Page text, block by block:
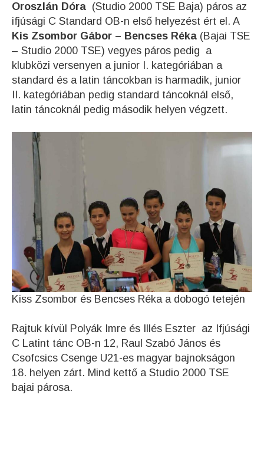
Oroszlán Dóra (Studio 2000 TSE Baja) páros az
ifjúsági C Standard OB-n első helyezést ért el. A
Kis Zsombor Gábor – Bencses Réka (Bajai TSE
– Studio 2000 TSE) vegyes páros pedig a
klubközi versenyen a junior I. kategóriában a
standard és a latin táncokban is harmadik, junior
II. kategóriában pedig standard táncoknál első,
latin táncoknál pedig második helyen végzett.
Kiss Zsombor és Bencses Réka a dobogó tetején
Rajtuk kívül Polyák Imre és Illés Eszter az Ifjúsági
C Latint tánc OB-n 12, Raul Szabó János és
Csofcsics Csenge U21-es magyar bajnokságon
18. helyen zárt. Mind kettő a Studio 2000 TSE
bajai párosa.